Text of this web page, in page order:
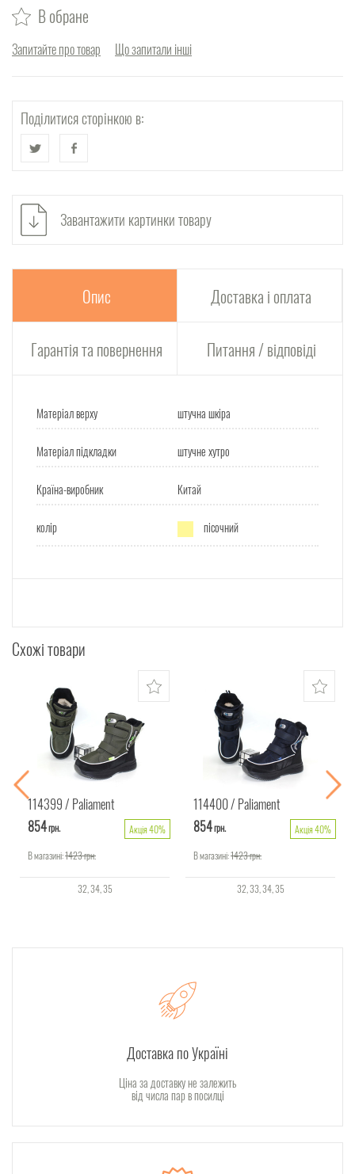
В обране
Запитайте про товар Що запитали інші
Поділитися сторінкою в:
Завантажити картинки товару
Опис Доставка і оплата
Гарантія та повернення Питання / відповіді
Матеріал верху штучна шкіра
Матеріал підкладки штучне хутро
Країна-виробник Китай
колір пісочний
Схожі товари
114399 Paliament
854грн.
Акція 40%
В магазині:1423грн.
32 34 35
114400 Paliament
854грн.
Акція 40%
В магазині:1423грн.
32 33 34 35
Доставка по Україні
Ціна за доставку не залежить
від числа пар в посилці